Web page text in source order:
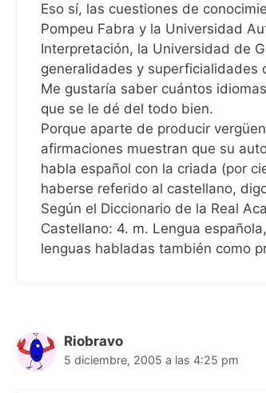
Eso sí, las cuestiones de
Pompeu Fabra y la Universidad
Interpretación, la Universidad de
generalidades y superficialidades
Me gustaría saber cuántos
que se le dé del todo bien.
Porque aparte de producir
afirmaciones muestran que su
habla español con la criada (por
haberse referido al castellano,
Según el Diccionario de la Real
Castellano: 4. m. Lengua
lenguas habladas también como
Riobravo
5 diciembre, 2005 a las 4:25 pm